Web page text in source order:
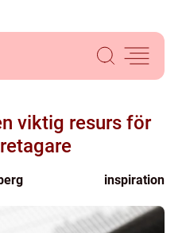
viktig resurs för
inspiration